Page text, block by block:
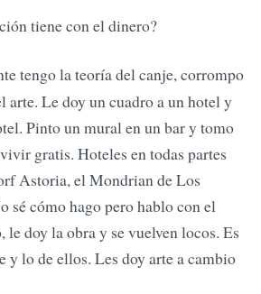
tiene con el dinero?
tengo la teoría del canje, corrompo
arte. Le doy un cuadro a un hotel y
Pinto un mural en un bar y tomo
gratis. Hoteles en todas partes
Astoria, el Mondrian de Los
sé cómo hago pero hablo con el
le doy la obra y se vuelven locos. Es
y lo de ellos. Les doy arte a cambio